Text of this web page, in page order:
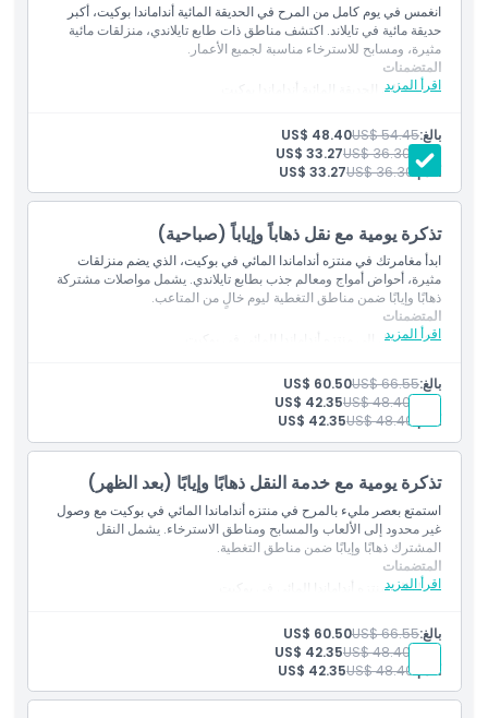
ساعات العمل
ما يجب معرفته
الموقع
سياسة الإلغاء
انغمس في يوم كامل من المرح في الحديقة المائية أنداماندا بوكيت، أكبر
حديقة مائية في تايلاند. اكتشف مناطق ذات طابع تايلاندي، منزلقات مائية
مثيرة، ومسابح للاسترخاء مناسبة لجميع الأعمار.
اقرأ المزيد
المتضمنات
الدخول إلى الحديقة المائية أنداماندا بوكيت
الوصول إلى المناطق ذات الطابع، والمسابح، ومناطق الاسترخاء
بالغ:US$ 54.45
US$ 48.40
طفل: US$ 36.30
US$ 33.27
أقدم: US$ 36.30
US$ 33.27
تذكرة يومية مع نقل ذهاباً وإياباً (صباحية)
ابدأ مغامرتك في منتزه أنداماندا المائي في بوكيت، الذي يضم منزلقات
مثيرة، أحواض أمواج ومعالم جذب بطابع تايلاندي. يشمل مواصلات مشتركة
ذهابًا وإيابًا ضمن مناطق التغطية ليوم خالٍ من المتاعب.
اقرأ المزيد
المتضمنات
تذكرة دخول إلى منتزه أنداماندا المائي في بوكيت
مواصلات مشتركة ذهابًا وإيابًا من/إلى الفندق ضمن مناطق التغطية
بالغ:US$ 66.55
US$ 60.50
طفل:US$ 48.40
US$ 42.35
أقدم:
US$ 48.40
US$ 42.35
تذكرة يومية مع خدمة النقل ذهابًا وإيابًا (بعد الظهر)
استمتع بعصر مليء بالمرح في منتزه أنداماندا المائي في بوكيت مع وصول
غير محدود إلى الألعاب والمسابح ومناطق الاسترخاء. يشمل النقل
المشترك ذهابًا وإيابًا ضمن مناطق التغطية.
اقرأ المزيد
المتضمنات
دخول إلى منتزه أنداماندا المائي في بوكيت
نقل مشترك ذهابًا وإيابًا من/إلى الفندق ضمن مناطق التغطية
بالغ:US$ 66.55
US$ 60.50
طفل: US$ 48.40
US$ 42.35
أقدم:US$ 48.40
US$ 42.35